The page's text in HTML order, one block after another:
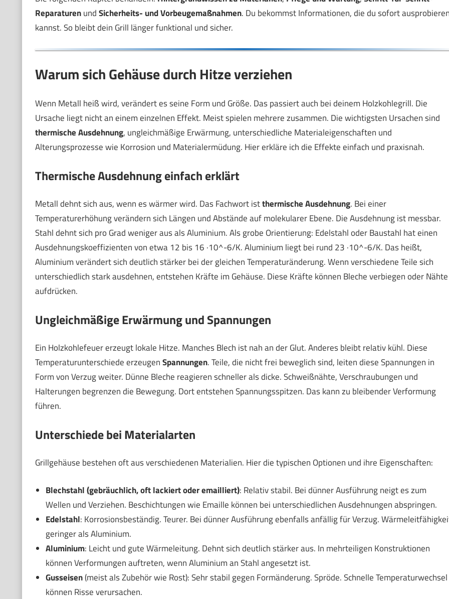
ReparaturenundSicherheits- und Vorbeugemaßnahmen. Du bekommst Informationen, die du sofort
kannst. So bleibt dein Grill länger funktional und sicher.
Warum sich Gehäuse durch Hitze verziehen
Wenn Metall heiß wird, verändert es seine Form und Größe. Das passiert auch bei deinem Holzkohlegrill. Die
Ursache liegt nicht an einem einzelnen Effekt. Meist spielen mehrere zusammen. Die wichtigsten Ursachen sind
thermische Ausdehnung, ungleichmäßige Erwärmung, unterschiedliche Materialeigenschaften und
Alterungsprozesse wie Korrosion und Materialermüdung. Hier erkläre ich die Effekte einfach und praxisnah.
Thermische Ausdehnung einfach erklärt
Metall dehnt sich aus, wenn es wärmer wird. Das Fachwort istthermische Ausdehnung. Bei einer
Temperaturerhöhung verändern sich Längen und Abstände auf molekularer Ebene. Die Ausdehnung ist messbar.
Stahl dehnt sich pro Grad weniger aus als Aluminium. Als grobe Orientierung: Edelstahl oder Baustahl hat einen
Ausdehnungskoeffizienten von etwa 12 bis 16 ·10^-6/K. Aluminium liegt bei rund 23 ·10^-6/K. Das heißt,
Aluminium verändert sich deutlich stärker bei der gleichen Temperaturänderung. Wenn verschiedene Teile sich
unterschiedlich stark ausdehnen, entstehen Kräfte im Gehäuse. Diese Kräfte können Bleche verbiegen oder Nähte
aufdrücken.
Ungleichmäßige Erwärmung und Spannungen
Ein Holzkohlefeuer erzeugt lokale Hitze. Manches Blech ist nah an der Glut. Anderes bleibt relativ kühl. Diese
Temperaturunterschiede erzeugenSpannungen. Teile, die nicht frei beweglich sind, leiten diese Spannungen in
Form von Verzug weiter. Dünne Bleche reagieren schneller als dicke. Schweißnähte, Verschraubungen und
Halterungen begrenzen die Bewegung. Dort entstehen Spannungsspitzen. Das kann zu bleibender Verformung
führen.
Unterschiede bei Materialarten
Grillgehäuse bestehen oft aus verschiedenen Materialien. Hier die typischen Optionen und ihre Eigenschaften:
Blechstahl (gebräuchlich, oft lackiert oder emailliert): Relativ stabil. Bei dünner Ausführung neigt es zum
Wellen und Verziehen. Beschichtungen wie Emaille können bei unterschiedlichen Ausdehnungen abspringen.
Edelstahl: Korrosionsbeständig. Teurer. Bei dünner Ausführung ebenfalls anfällig für Verzug.
geringer als Aluminium.
Aluminium: Leicht und gute Wärmeleitung. Dehnt sich deutlich stärker aus. In mehrteiligen Konstruktionen
können Verformungen auftreten, wenn Aluminium an Stahl angesetzt ist.
Gusseisen(meist als Zubehör wie Rost): Sehr stabil gegen Formänderung. Spröde. Schnelle Temperaturwechsel
können Risse verursachen.